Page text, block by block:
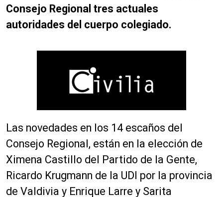
Consejo Regional tres actuales
autoridades del cuerpo colegiado.
Las novedades en los 14 escaños del
Consejo Regional, están en la elección de
Ximena Castillo del Partido de la Gente,
Ricardo Krugmann de la UDI por la provincia
de Valdivia y Enrique Larre y Sarita